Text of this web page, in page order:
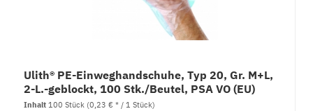
Ulith® PE-Einweghandschuhe, Typ 20, Gr. M+L,
2-L.-geblockt, 100 Stk./Beutel, PSA VO (EU)
2016/425 CA
Inhalt100 Stück (0,23 € * / 1 Stück)